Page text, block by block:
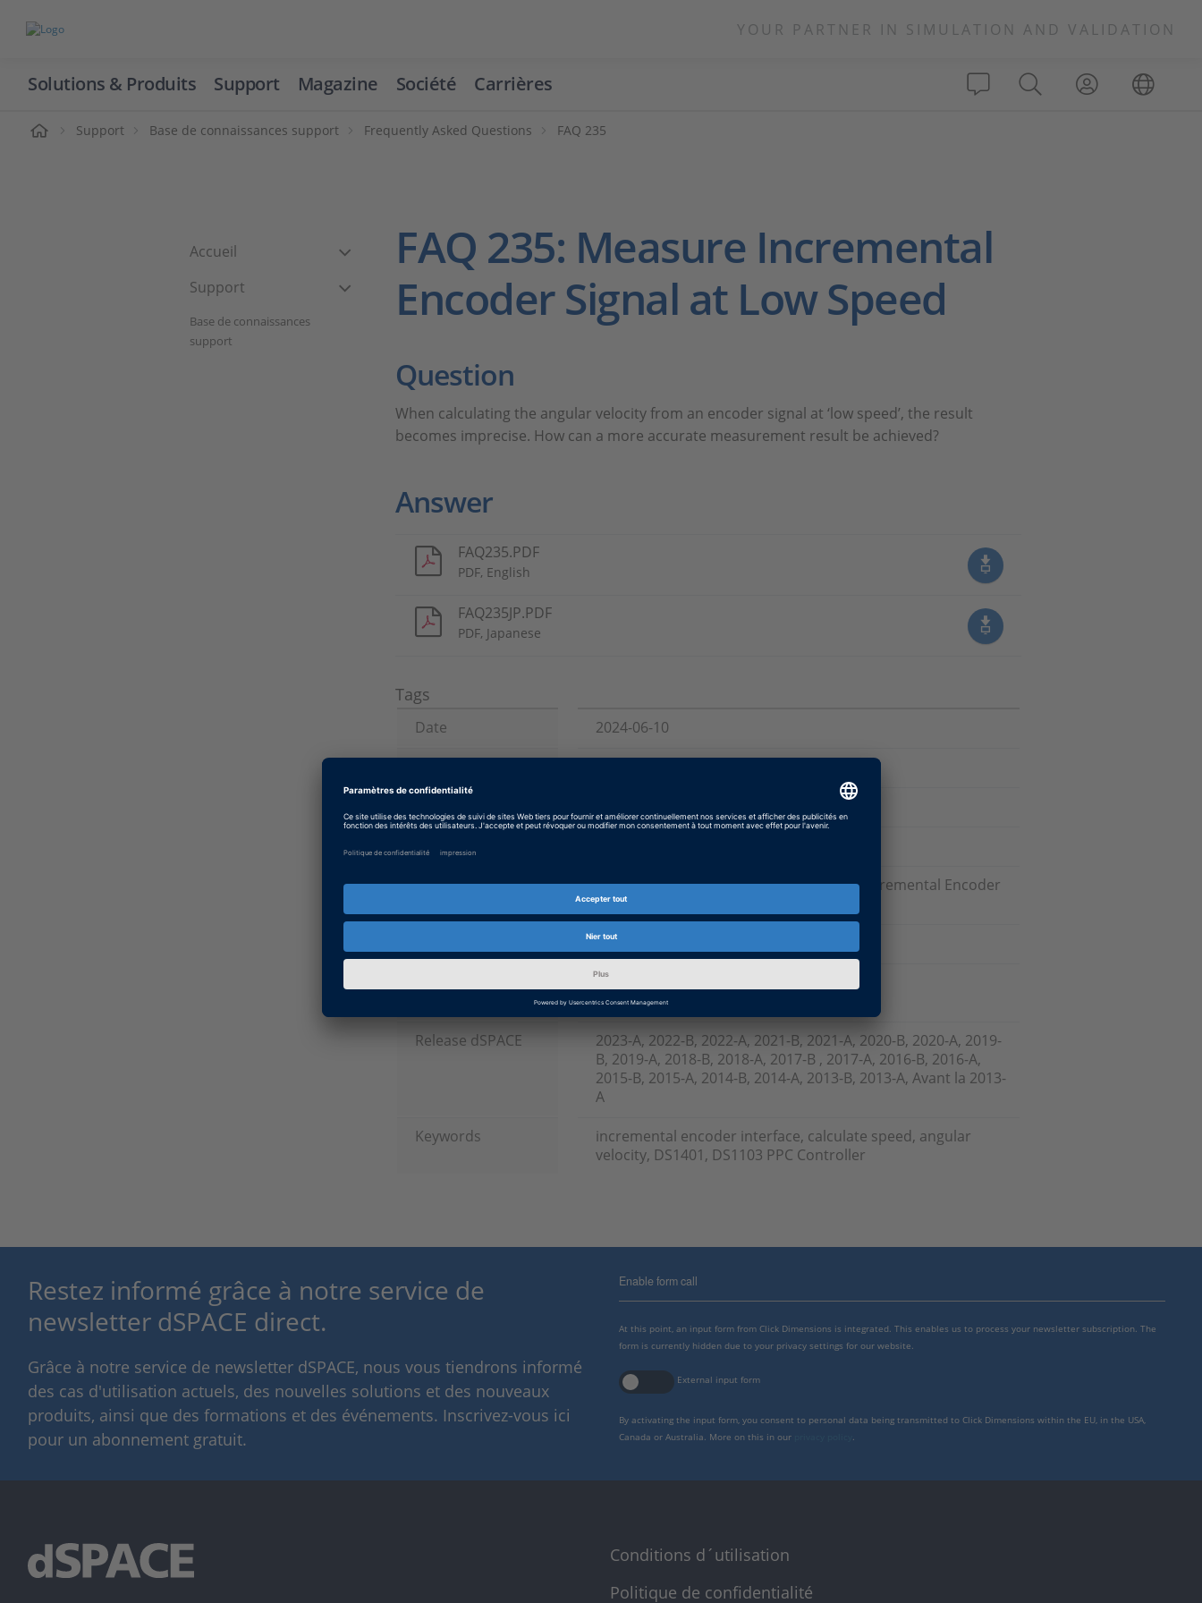
YOUR PARTNER IN SIMULATION AND VALIDATION
Solutions & Produits Support Magazine Société Carrières
Support Base de connaissances support Frequently Asked Questions FAQ 235
Accueil
Support
Base de connaissances
support
FAQ 235: Measure Incremental
Encoder Signal at Low Speed
Question
When calculating the angular velocity from an encoder signal at ‘low speed’, the result
becomes imprecise. How can a more accurate measurement result be achieved?
Answer
FAQ235.PDF
PDF, English
FAQ235JP.PDF
PDF, Japanese
Tags
Date
2024-06-10
Systèmes compacts, Systèmes modulaires
Type de logiciel
Produit
DS1104 R&D Controller Board, DS3001 Incremental Encoder
Interface Board, RTI (Real-Time Interface)
Foire Aux Questions (FAQ)
Travailler avec
Release dSPACE
2023-A, 2022-B, 2022-A, 2021-B, 2021-A, 2020-B, 2020-A, 2019-
B, 2019-A, 2018-B, 2018-A, 2017-B , 2017-A, 2016-B, 2016-A,
2015-B, 2015-A, 2014-B, 2014-A, 2013-B, 2013-A, Avant la 2013-
A
Keywords
incremental encoder interface, calculate speed, angular
velocity, DS1401, DS1103 PPC Controller
Restez informé grâce à notre service de
newsletter dSPACE direct.
Grâce à notre service de newsletter dSPACE, nous vous tiendrons informé
des cas d'utilisation actuels, des nouvelles solutions et des nouveaux
produits, ainsi que des formations et des événements. Inscrivez-vous ici
pour un abonnement gratuit.
Enable form call
At this point, an input form from Click Dimensions is integrated. This enables us to process your newsletter subscription. The
form is currently hidden due to your privacy settings for our website.
External input form
By activating the input form, you consent to personal data being transmitted to Click Dimensions within the EU, in the USA,
Canada or Australia. More on this in our
Conditions d´utilisation
Politique de confidentialité